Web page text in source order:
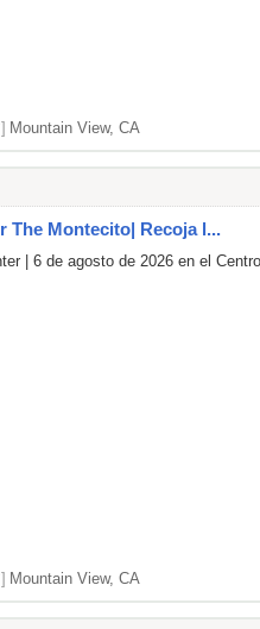
Mountain View, CA
The Montecito| Recoja l...
| 6 de agosto de 2026 en el
Mountain View, CA